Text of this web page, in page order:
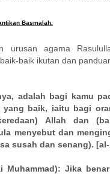
Basmalah.
urusan agama
baik ikutan dan
adalah bagi kamu
baik, iaitu bagi
Allah dan
menyebut dan
susah dan senang).
Muhammad): Jika